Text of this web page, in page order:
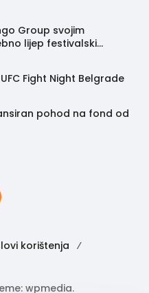
Group svojim
lijep festivalski
Fight Night Belgrade
Lansiran pohod na fond od
korištenja
wpmedia.